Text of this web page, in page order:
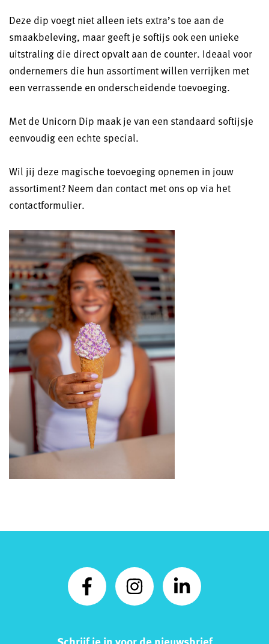
Deze dip voegt niet alleen iets extra’s toe aan de
smaakbeleving, maar geeft je softijs ook een unieke
uitstraling die direct opvalt aan de counter. Ideaal voor
ondernemers die hun assortiment willen verrijken met
een verrassende en onderscheidende toevoeging.
Met de Unicorn Dip maak je van een standaard softijsje
eenvoudig een echte special.
Wil jij deze magische toevoeging opnemen in jouw
assortiment? Neem dan contact met ons op via het
contactformulier.